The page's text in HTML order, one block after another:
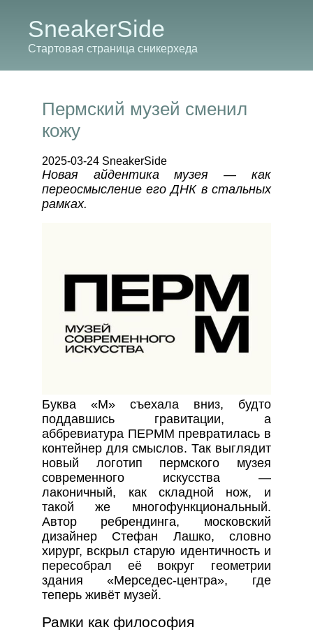
SneakerSide
Стартовая страница сникерхеда
Пермский музей сменил
кожу
2025-03-24 SneakerSide
Новая айдентика музея — как
переосмысление его ДНК в стальных
рамках.
Буква «М» съехала вниз, будто
поддавшись гравитации, а
аббревиатура ПЕРММ превратилась в
контейнер для смыслов. Так выглядит
новый логотип пермского музея
современного искусства —
лаконичный, как складной нож, и
такой же многофункциональный.
Автор ребрендинга, московский
дизайнер Стефан Лашко, словно
хирург, вскрыл старую идентичность и
пересобрал её вокруг геометрии
здания «Мерседес-центра», где
теперь живёт музей.
Рамки как философия